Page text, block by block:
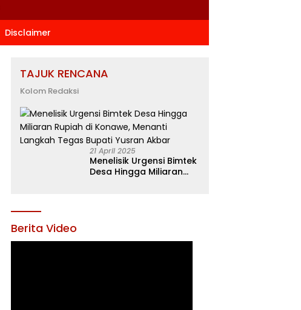
Disclaimer
TAJUK RENCANA
Kolom Redaksi
21 April 2025
Menelisik Urgensi Bimtek
Desa Hingga Miliaran
Berita Video